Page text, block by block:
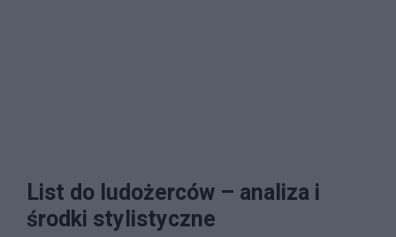
List do ludożerców – analiza i
środki stylistyczne